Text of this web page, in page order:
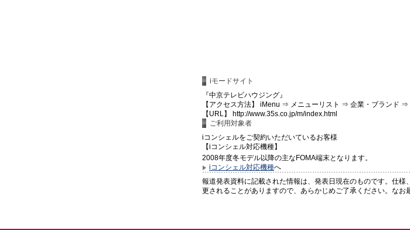
iモードサイト
『中京テレビハウジング』
【アクセス方法】 iMenu ⇒ メニューリスト ⇒ 企業・ブランド ⇒
【URL】 http://www.35s.co.jp/m/index.html
ご利用対象者
iコンシェルをご契約いただいているお客様
【iコンシェル対応機種】
2008年度冬モデル以降の主なFOMA端末となります。
iコンシェル対応機種へ
報道発表資料に記載された情報は、発表日現在のものです。仕
更されることがありますので、あらかじめご了承ください。なお